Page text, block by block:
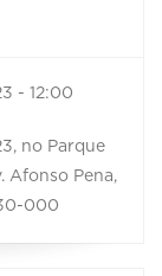
- 12:00
no Parque
Afonso Pena,
000